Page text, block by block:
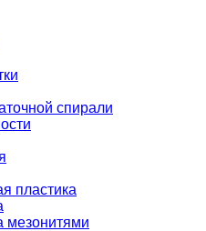
спирали
пластика
мезонитями